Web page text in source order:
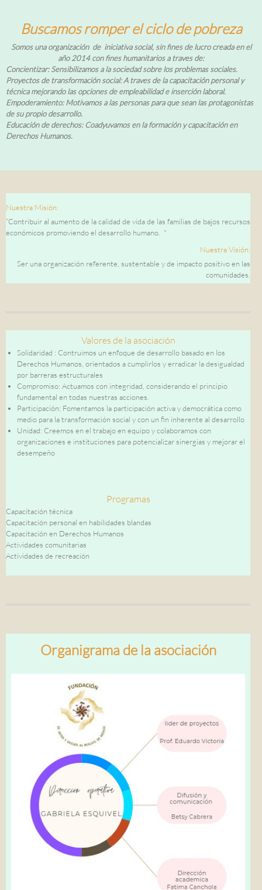
Buscamos romper el ciclo de pobreza
Somos una organización de iniciativa social, sin fines de lucro creada en el
año 2014 con fines humanitarios a traves de:
Concientizar: Sensibilizamos a la sociedad sobre los problemas sociales.
Proyectos de transformación social: A traves de la capacitación personal y
técnica mejorando las opciones de empleabilidad e inserción laboral.
Empoderamiento: Motivamos a las personas para que sean las protagonistas
de su propio desarrollo.
Educación de derechos: Coadyuvamos en la formación y capacitación en
Derechos Humanos.
Nuestra Misión:
“Contribuir al aumento de la calidad de vida de las familias de bajos recursos
económicos promoviendo el desarrollo humano. "
Nuestra Visión:
Ser una organización referente, sustentable y de impacto positivo en las
comunidades.
Valores de la asociación
Solidaridad : Contruimos un enfoque de desarrollo basado en los
Derechos Humanos, orientados a cumplirlos y erradicar la desigualdad
por barreras estructurales
Compromiso: Actuamos con integridad, considerando el principio
fundamental en todas nuestras acciones.
Participación: Fomentamos la participación activa y democrática como
medio para la transformación social y con un fin inherente al desarrollo
Unidad: Creemos en el trabajo en equipo y colaboramos con
organizaciones e instituciones para potencializar sinergias y mejorar el
desempeño
Programas
Capacitación técnica
Capacitación personal en habilidades blandas
Capacitación en Derechos Humanos
Actividades comunitarias
Actividades de recreación
Organigrama de la asociación